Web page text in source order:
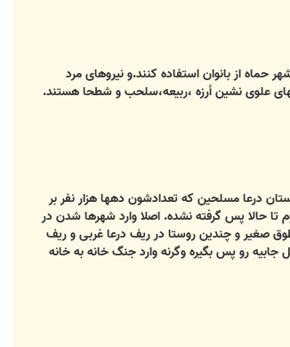
از بانوان استفاده کنند.و نیروهای مرد
علوی نشین أرزه ،ربيعه،سلحب و شطحا هستند.
درعا مسلحین که تعدادشون دهها هزار نفر بر
حالا پس گرفته نشده. اصلا وارد شهرها شدن در
صغیر و چندین روستا در ریف درعا غربی و ریف
رو پس بگیره وگرنه وارد جنگ خانه به خانه